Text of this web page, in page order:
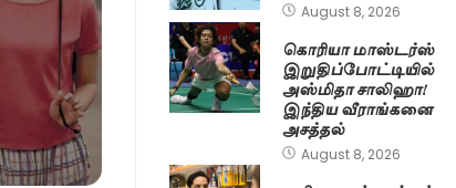
August 8, 2026
கொரியா மாஸ்டர்ஸ்
இறுதிப்போட்டியில்
அஸ்மிதா சாலிஹா!
இந்திய வீராங்கனை
அசத்தல்
August 8, 2026